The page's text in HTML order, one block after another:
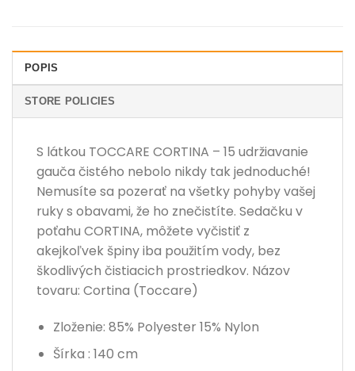
POPIS
STORE POLICIES
S látkou TOCCARE CORTINA – 15 udržiavanie
gauča čistého nebolo nikdy tak jednoduché!
Nemusíte sa pozerať na všetky pohyby vašej
ruky s obavami, že ho znečistíte. Sedačku v
poťahu CORTINA, môžete vyčistiť z
akejkoľvek špiny iba použitím vody, bez
škodlivých čistiacich prostriedkov. Názov
tovaru: Cortina (Toccare)
Zloženie: 85% Polyester 15% Nylon
Šírka : 140 cm